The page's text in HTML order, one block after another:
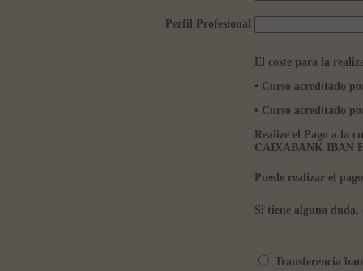
Perfil Profesional
El coste para la
• Curso acreditado
• Curso acreditado
Realize el Pago a la
CAIXABANK IBAN
Puede realizar el
Si tiene alguna
Transferencia